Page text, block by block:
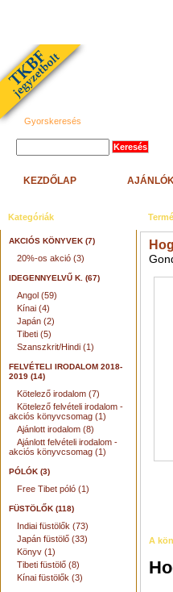
Gyorskeresés
KEZDŐLAP
Kategóriák
AKCIÓS KÖNYVEK (7)
20%-os akció (3)
IDEGENNYELVŰ K. (67)
Angol (59)
Kínai (4)
Japán (2)
Tibeti (5)
Szanszkrit/Hindi (1)
FELVÉTELI IRODALOM 2018-
2019 (14)
Kötelező irodalom (7)
Kötelező felvételi irodalom -
akciós könyvcsomag (1)
Ajánlott irodalom (8)
Ajánlott felvételi irodalom -
akciós könyvcsomag (1)
PÓLÓK (3)
Free Tibet póló (1)
FÜSTÖLŐK (118)
Indiai füstölők (73)
Japán füstölő (33)
Könyv (1)
Tibeti füstölő (8)
Kínai füstölők (3)
A